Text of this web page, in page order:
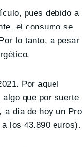
pues debido a
el consumo se
lo tanto, a pesar
Por aquel
algo que por suerte
a día de hoy un Pro
los 43.890 euros).